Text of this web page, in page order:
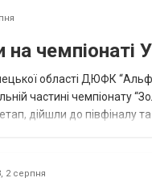
чемпіонаті
області ДЮФК
частині чемпіонату
дійшли до півфіналу
2 серпня